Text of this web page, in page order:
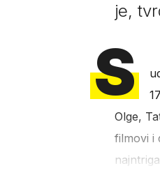
je,
S
Olge,
filmovi i